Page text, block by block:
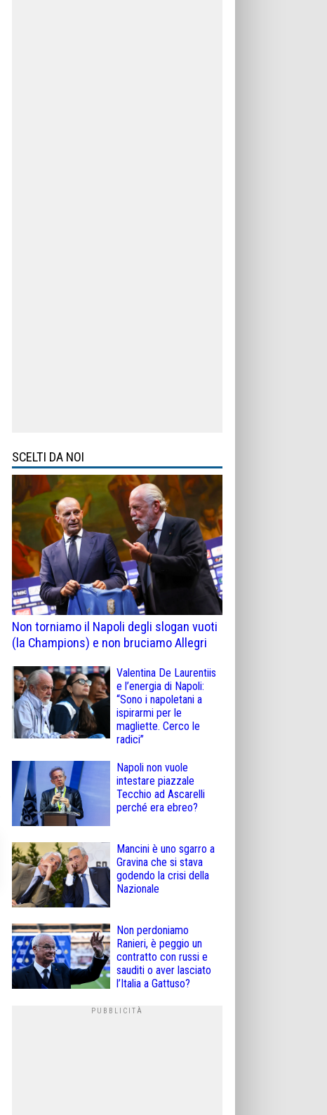
SCELTI DA NOI
Non torniamo il Napoli degli slogan vuoti
(la Champions) e non bruciamo Allegri
Valentina De Laurentiis
e l’energia di Napoli:
“Sono i napoletani a
ispirarmi per le
magliette. Cerco le
radici”
Napoli non vuole
intestare piazzale
Tecchio ad Ascarelli
perché era ebreo?
Mancini è uno sgarro a
Gravina che si stava
godendo la crisi della
Nazionale
Non perdoniamo
Ranieri, è peggio un
contratto con russi e
sauditi o aver lasciato
l’Italia a Gattuso?